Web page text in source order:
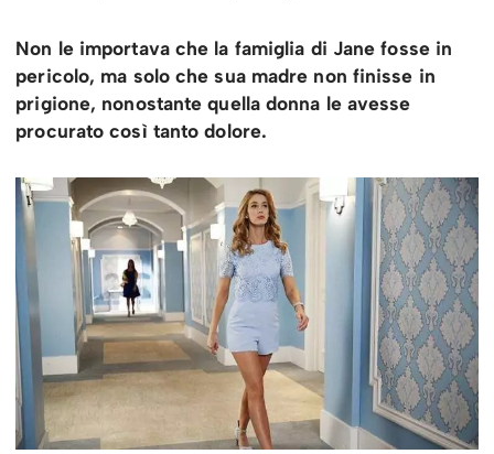
Non le importava che la famiglia di Jane fosse in
pericolo, ma solo che sua madre non finisse in
prigione, nonostante quella donna le avesse
procurato così tanto dolore.